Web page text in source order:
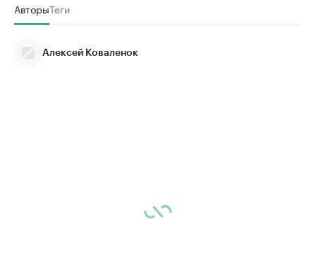
АвторыТеги
Алексей Коваленок